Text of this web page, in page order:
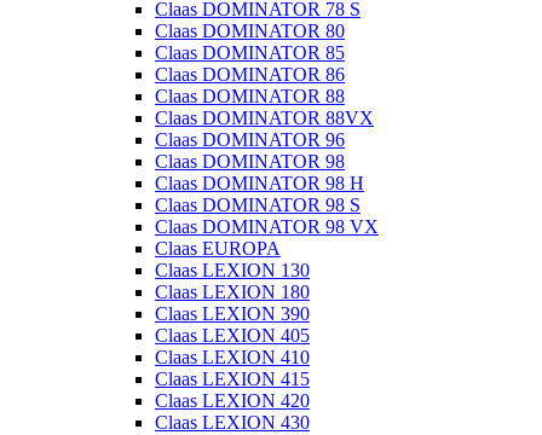
Claas DOMINATOR 78 S
Claas DOMINATOR 80
Claas DOMINATOR 85
Claas DOMINATOR 86
Claas DOMINATOR 88
Claas DOMINATOR 88VX
Claas DOMINATOR 96
Claas DOMINATOR 98
Claas DOMINATOR 98 H
Claas DOMINATOR 98 S
Claas DOMINATOR 98 VX
Claas EUROPA
Claas LEXION 130
Claas LEXION 180
Claas LEXION 390
Claas LEXION 405
Claas LEXION 410
Claas LEXION 415
Claas LEXION 420
Claas LEXION 430